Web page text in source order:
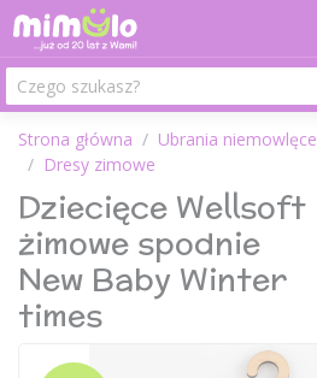
Strona główna Ubrania niemowlęce
Dresy zimowe
Dziecięce Wellsoft
żimowe spodnie
New Baby Winter
times